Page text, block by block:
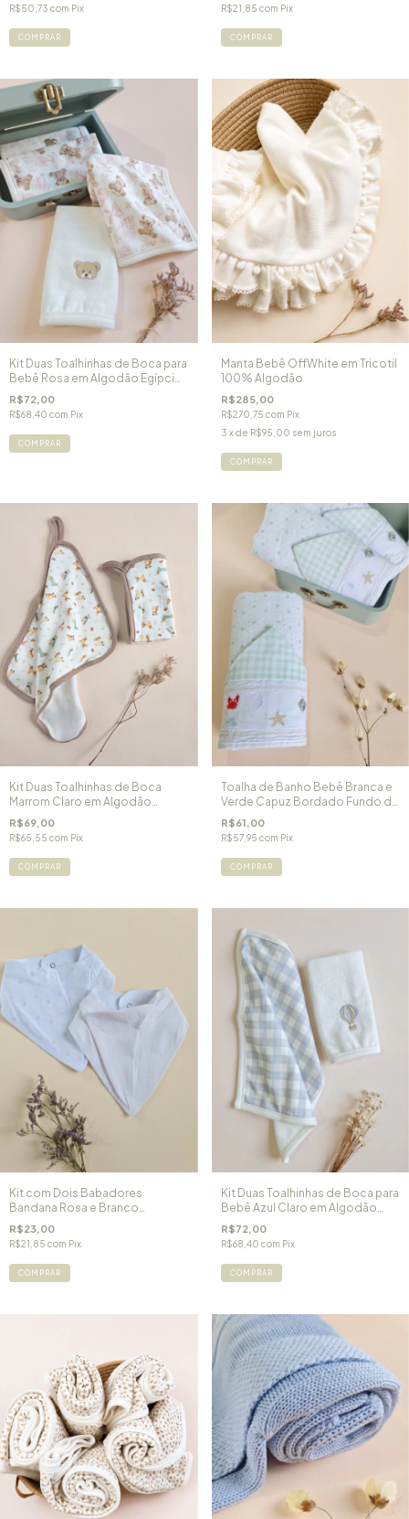
R$50,73 com Pix
COMPRAR
R$21,85 com Pix
COMPRAR
Kit Duas Toalhinhas de Boca para
Bebê Rosa em Algodão Egípcio
e Forro Atoalhado Ursinha Laura
R$72,00
R$68,40 com Pix
COMPRAR
Manta Bebê OffWhite em Tricotil
100% Algodão
R$285,00
R$270,75 com Pix
3 x de R$95,00 sem juros
COMPRAR
Kit Duas Toalhinhas de Boca
Marrom Claro em Algodão
Egípcio Little Pet
R$69,00
R$65,55 com Pix
COMPRAR
Toalha de Banho Bebê Branca e
Verde Capuz Bordado Fundo do
Mar
R$61,00
R$57,95 com Pix
COMPRAR
Kit com Dois Babadores
Bandana Rosa e Branco
Impermeável
R$23,00
R$21,85 com Pix
COMPRAR
Kit Duas Toalhinhas de Boca para
Bebê Azul Claro em Algodão
Egípcio e Forro Atoalhado
Teddy
R$72,00
R$68,40 com Pix
COMPRAR